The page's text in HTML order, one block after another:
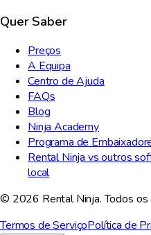
Quer Saber
Preços
A Equipa
Centro de Ajuda
FAQs
Blog
Ninja Academy
Programa de
Rental Ninja vs outros
local
© 2026 Rental Ninja. Todos os
Termos de ServiçoPolítica de